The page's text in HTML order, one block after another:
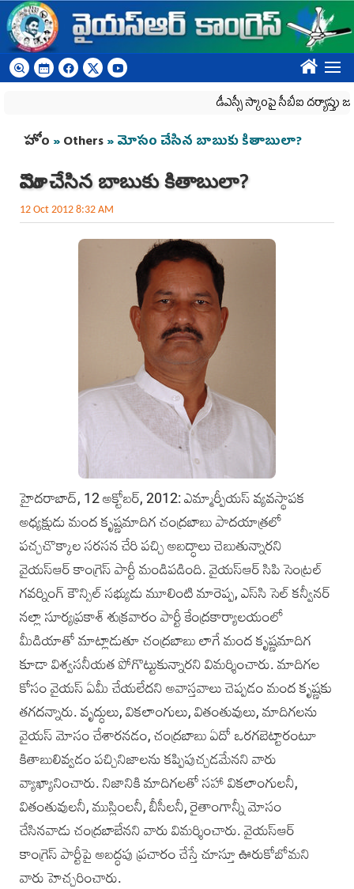
Skip to main content
????
డీఎస్సీ స్కాంపై సీబీఐ దర్యాప్తు
You are here
హోం »Others» మోసం చేసిన బాబుకు కితాబులా?
మోసం చేసిన బాబుకు కితాబులా?
12 Oct 2012 8:32 AM
హైదరాబాద్, 12 అక్టోబర్‌, 2012: ఎమ్మార్పీయస్‌ వ్యవస్థాపక
అధ్యక్షుడు మంద కృష్ణమాదిగ చంద్రబాబు పాదయాత్రలో
పచ్చచొక్కాల సరసన చేరి పచ్చి అబద్ధాలు చెబుతున్నారని
వైయస్ఆర్‌ కాంగ్రెస్ పార్టీ మండిపడింది. వైయస్‌ఆర్‌ సిపి సెంట్రల్‌
గవర్నింగ్‌ కౌన్సిల్‌ సభ్యుడు మూలింటి మారెప్ప, ఎస్‌సి సెల్‌ కన్వీనర్
నల్లా సూర్యప్రకాశ్‌ శుక్రవారం పార్టీ కేంద్రకార్యాలయంలో
మీడియాతో మాట్లాడుతూ చంద్రబాబు లాగే మంద కృష్ణమాదిగ
కూడా విశ్వసనీయత పోగొట్టుకున్నారని విమర్శించారు. మాదిగల
కోసం వైయస్‌ ఏమీ చేయలేదని అవాస్తవాలు చెప్పడం మంద కృష్ణకు
తగదన్నారు. వృద్ధులు, వికలాంగులు, వితంతువులు, మాదిగలను
వైయస్‌ మోసం చేశారనడం, చంద్రబాబు ఏదో ఒరగబెట్టారంటూ
కితాబులివ్వడం పచ్చినిజాలను కప్పిపుచ్చడమేనని వారు
వ్యాఖ్యానించారు. నిజానికి మాదిగలతో సహా వికలాంగులనీ,
వితంతువులనీ, ముస్లింలనీ, బీసీలనీ, రైతాంగాన్నీ మోసం
చేసినవాడు చంద్రబాబేనని వారు విమర్శించారు. వైయస్ఆర్‌
కాంగ్రెస్‌ పార్టీపై అబద్ధపు ప్రచారం చేస్తే చూస్తూ ఊరుకోబోమని
వారు హెచ్చరించారు.